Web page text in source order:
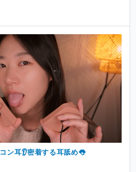
ン耳👂密着する耳舐め👅